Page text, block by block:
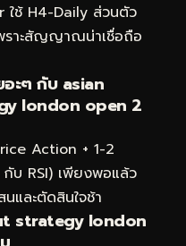
ใช้ H4-Daily ส่วนตัว
ราะสัญญาณน่าเชื่อถือ
ะๆ กับ asian
london open 2
Action + 1-2
บ RSI) เพียงพอแล้ว
และตัดสินใจช้า
strategy london